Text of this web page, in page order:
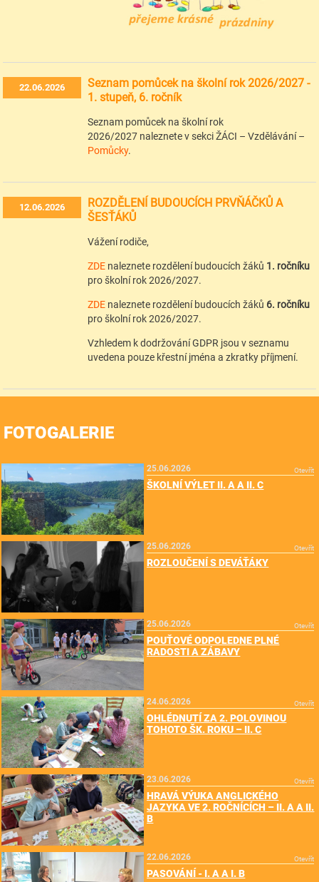
22.06.2026
Seznam pomůcek na školní rok 2026/2027 -
1. stupeň, 6. ročník
Seznam pomůcek na školní rok
2026/2027 naleznete v sekci ŽÁCI – Vzdělávání –
Pomůcky.
12.06.2026
ROZDĚLENÍ BUDOUCÍCH PRVŇÁČKŮ A
ŠESŤÁKŮ
Vážení rodiče,
ZDE naleznete rozdělení budoucích žáků 1. ročníku
pro školní rok 2026/2027.
ZDE naleznete rozdělení budoucích žáků 6. ročníku
pro školní rok 2026/2027.
Vzhledem k dodržování GDPR jsou v seznamu
uvedena pouze křestní jména a zkratky příjmení.
FOTOGALERIE
25.06.2026 Otevřít
ŠKOLNÍ VÝLET II. A A II. C
25.06.2026 Otevřít
ROZLOUČENÍ S DEVÁŤÁKY
25.06.2026 Otevřít
POUŤOVÉ ODPOLEDNE PLNÉ
RADOSTI A ZÁBAVY
24.06.2026 Otevřít
OHLÉDNUTÍ ZA 2. POLOVINOU
TOHOTO ŠK. ROKU – II. C
23.06.2026 Otevřít
HRAVÁ VÝUKA ANGLICKÉHO
JAZYKA VE 2. ROČNÍCÍCH – II. A A II.
B
22.06.2026 Otevřít
PASOVÁNÍ - I. A A I. B